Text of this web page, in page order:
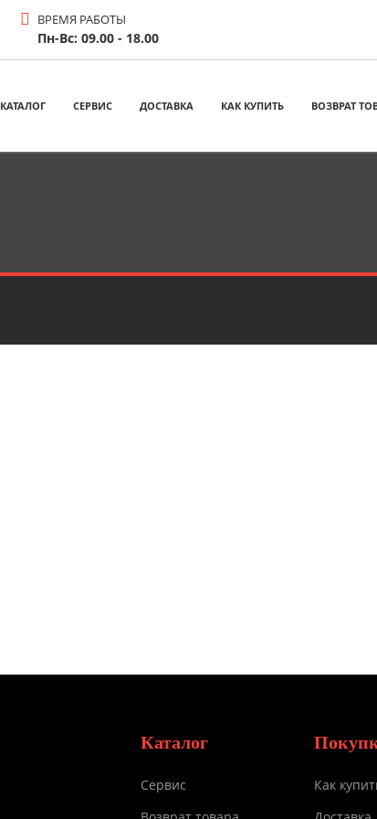
ВРЕМЯ РАБОТЫ
Пн-Вс: 09.00 - 18.00
КАТАЛОГ СЕРВИС ДОСТАВКА КАК КУПИТЬ ВОЗВРАТ
Каталог
Сервис
Как